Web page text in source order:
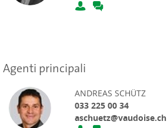
Agenti principali
ANDREAS SCHÜTZ
033 225 00 34
aschuetz@vaudoise.ch